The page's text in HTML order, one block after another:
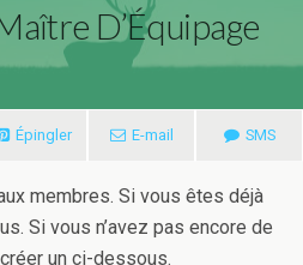
D’Équipage
Épingler E-mail SMS
membres. Si vous êtes déjà
Si vous n’avez pas encore de
un ci-dessous.